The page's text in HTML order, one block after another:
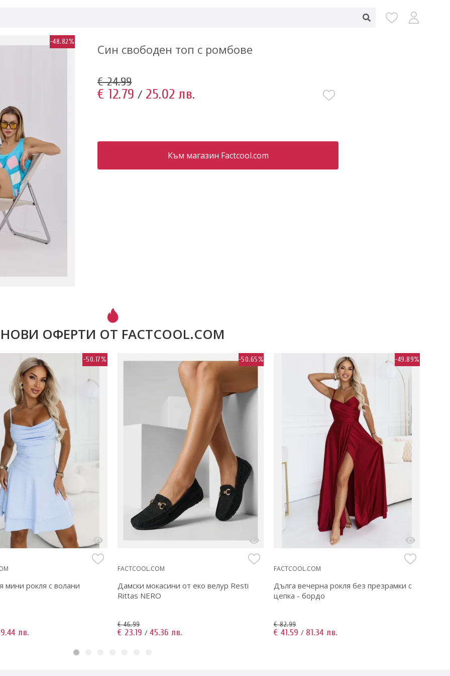
-48.82%
Син свободен топ с ромбове
€ 24.99
€ 12.79 / 25.02 лв.
Към магазин Factcool.com
НОВИ ОФЕРТИ ОТ FACTCOOL.COM
-50.17%
мини рокля с волани
лв.
-50.65%
FACTCOOL.COM
Дамски мокасини от еко велур Resti
Rittas NERO
€ 46.99
€ 23.19 / 45.36 лв.
-49.89%
FACTCOOL.COM
Дълга вечерна рокля без презрамки с
цепка - бордо
€ 82.99
€ 41.59 / 81.34 лв.